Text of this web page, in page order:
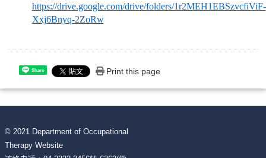
https://drive.google.com/drive/folders/1r2MEH1EBSzvcfiViF-
Xxj6Bnyq-2ZoRw
Share Print this page
© 2021 Department of Occupational
Therapy Website